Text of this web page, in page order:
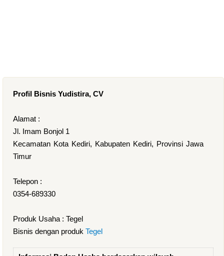
Profil Bisnis Yudistira, CV
Alamat :
Jl. Imam Bonjol 1
Kecamatan Kota Kediri, Kabupaten Kediri, Provinsi Jawa
Timur
Telepon :
0354-689330
Produk Usaha : Tegel
Bisnis dengan produk Tegel